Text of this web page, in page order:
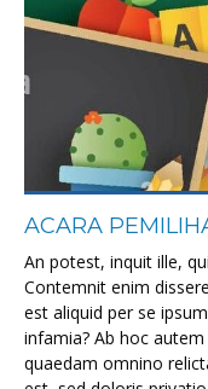
ACARA
An potest, inquit ille,
Contemnit enim
est aliquid per se
infamia? Ab hoc
quaedam omnino